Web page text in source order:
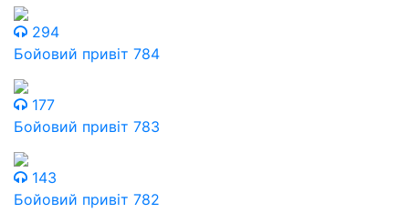
294
Бойовий привіт 784
177
Бойовий привіт 783
143
Бойовий привіт 782